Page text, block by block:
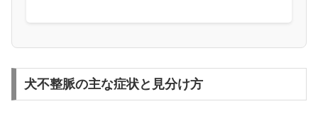
犬不整脈の主な症状と見分け方